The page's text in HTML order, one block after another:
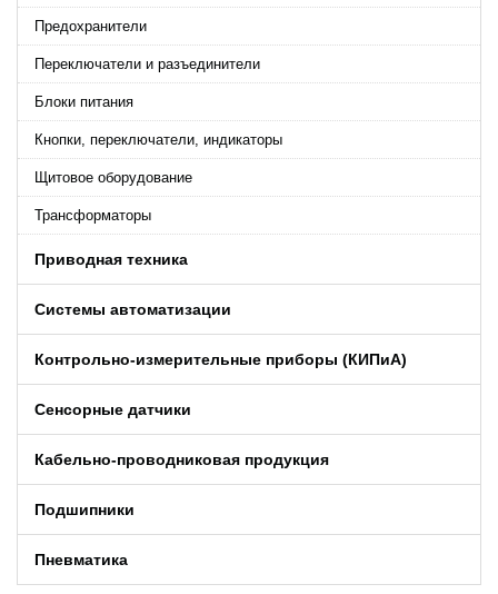
Предохранители
Переключатели и разъединители
Блоки питания
Кнопки, переключатели, индикаторы
Щитовое оборудование
Трансформаторы
Приводная техника
Системы автоматизации
Контрольно-измерительные приборы (КИПиA)
Сенсорные датчики
Кабельно-проводниковая продукция
Подшипники
Пневматика